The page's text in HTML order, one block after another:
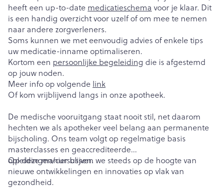
heeft een up-to-date medicatieschema voor je klaar. Dit
is een handig overzicht voor uzelf of om mee te nemen
naar andere zorgverleners.
Soms kunnen we met eenvoudig advies of enkele tips
uw medicatie-inname optimaliseren.
Kortom een persoonlijke begeleiding die is afgestemd
op jouw noden.
Meer info op volgende link
Of kom vrijblijvend langs in onze apotheek.
De medische vooruitgang staat nooit stil, net daarom
hechten we als apotheker veel belang aan permanente
bijscholing. Ons team volgt op regelmatige basis
masterclasses en geaccrediteerde
opleidingen/cursussen.
Op deze manier blijven we steeds op de hoogte van
nieuwe ontwikkelingen en innovaties op vlak van
gezondheid.